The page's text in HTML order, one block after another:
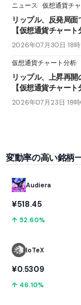
ニュース 仮想通貨チ
リップル、反発局
【仮想通貨チャー
2026年07月30日 18時
仮想通貨チャート分析
リップル、上昇再
【仮想通貨チャー
2026年07月23日 19
変動率の高い銘柄
Audiera
¥518.45
↑ 52.60%
IoTeX
¥0.5309
↑ 46.10%